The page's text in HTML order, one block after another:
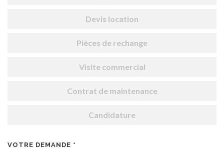
Devis location
Pièces de rechange
Visite commercial
Contrat de maintenance
Candidature
VOTRE DEMANDE *